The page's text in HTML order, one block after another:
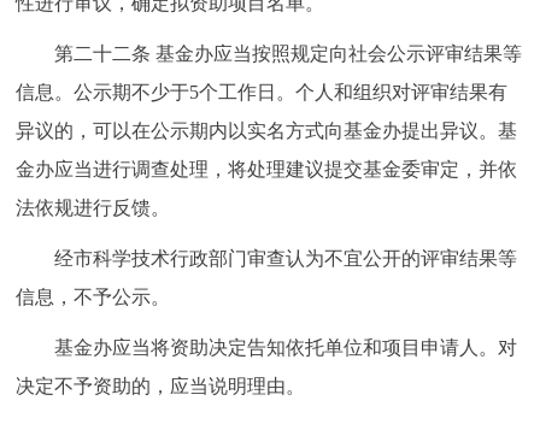
第二十二条 基金办应当按照规定向社会公示评审结果等
信息。公示期不少于5个工作日。个人和组织对评审结果有
异议的，可以在公示期内以实名方式向基金办提出异议。基
金办应当进行调查处理，将处理建议提交基金委审定，并依
法依规进行反馈。
经市科学技术行政部门审查认为不宜公开的评审结果等
信息，不予公示。
基金办应当将资助决定告知依托单位和项目申请人。对
决定不予资助的，应当说明理由。